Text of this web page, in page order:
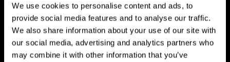
We use cookies to personalise content and ads, to
provide social media features and to analyse our traffic.
We also share information about your use of our site with
our social media, advertising and analytics partners who
may combine it with other information that you’ve